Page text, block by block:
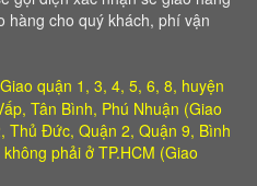
hàng cho quý khách, phí vận
quận 1, 3, 4, 5, 6, 8, huyện
Tân Bình, Phú Nhuận (Giao
Thủ Đức, Quận 2, Quận 9, Bình
phải ở TP.HCM (Giao